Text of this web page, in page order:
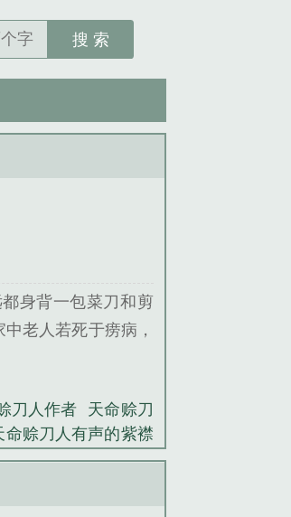
搜 索
身背一包菜刀和剪
老人若死于痨病，
来自遥远道门的传
刀人作者
天命赊刀
命赊刀人有声的紫襟
命赊刀人1到200集